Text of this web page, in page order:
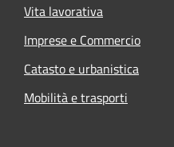
Vita lavorativa
Imprese e Commercio
Catasto e urbanistica
Mobilità e trasporti